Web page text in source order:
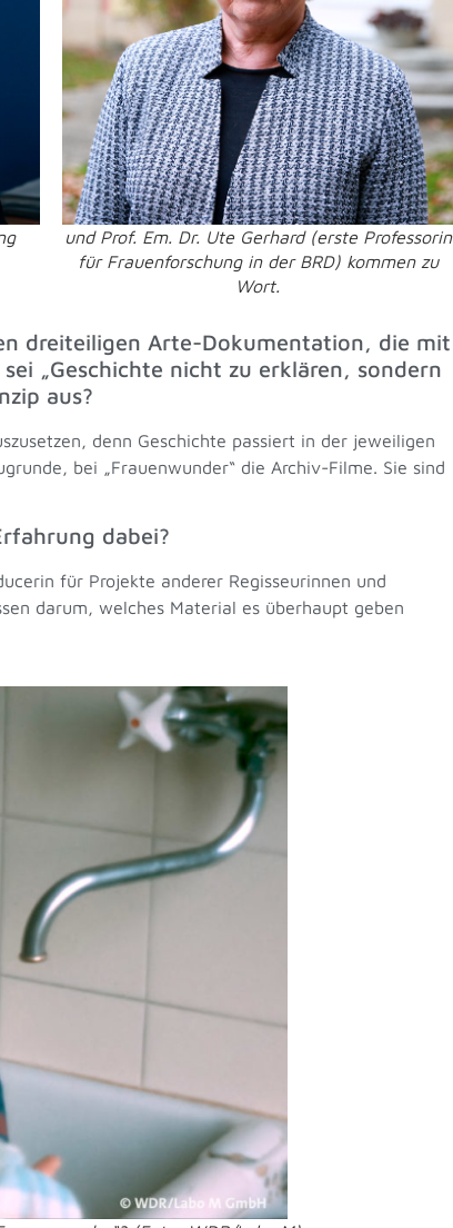
und Prof. Em. Dr. Ute Gerhard (erste Professorin
für Frauenforschung in der BRD) kommen zu
Wort.
dreiteiligen Arte-Dokumentation, die mit
„Geschichte nicht zu erklären, sondern
aus?
denn Geschichte passiert in der jeweiligen
bei „Frauenwunder“ die Archiv-Filme. Sie sind
dabei?
für Projekte anderer Regisseurinnen und
darum, welches Material es überhaupt geben